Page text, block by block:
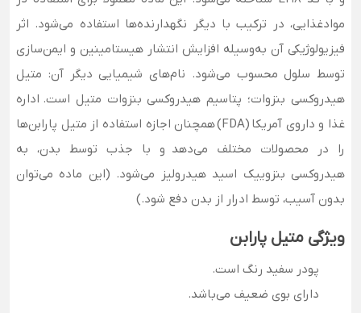
موادغذایی، در ترکیب با دیگر نگهدارنده‌ها استفاده می‌شود. اثر
فیزیولوژیکی آن به‌وسیله افزایش انتشار هیستامینین و ایمن‌سازی
توسط سلول محسوب می‌شود. نام‌های شیمیایی دیگر آن: متیل
هیدروکسی بنزوات؛ پتاسیم هیدروکسی بنزوات متیل است. اداره
غذا و داروی آمریکا (FDA) همچنان اجازه استفاده از متیل پارابن‌ها
را در محصولات مختلف می‌دهد و با جذب توسط بدن، به
هیدروکسی بنزوییک اسید هیدرولیز می‌شود. (این ماده می‌توان
بدون آسیب، توسط ادرار از بدن دفع شود.)
ویژگی متیل پارابن
پودر سفید رنگ است.
دارای بوی ضعیف می‌باشد.